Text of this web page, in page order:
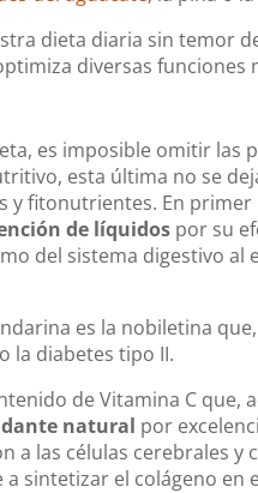
dieta diaria sin temor
diversas
es imposible omitir las
esta última no se
fitonutrientes. En
de líquidos por su
del sistema digestivo al
es la nobiletina
la diabetes tipo II.
de Vitamina C
natural por
las células cerebrales
sintetizar el colágeno en